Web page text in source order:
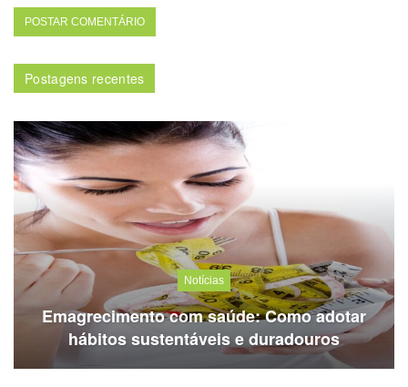
Postagens recentes
Notícias
Emagrecimento com saúde: Como adotar
hábitos sustentáveis e duradouros